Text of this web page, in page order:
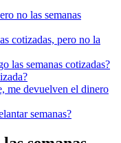
no las semanas
cotizadas, pero no la
las semanas cotizadas?
me devuelven el dinero
semanas?